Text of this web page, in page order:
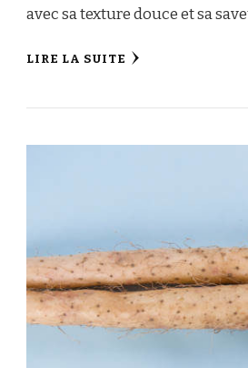
avec sa texture douce et sa
LIRE LA SUITE